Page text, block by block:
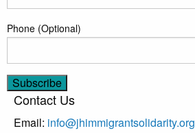
Phone (Optional)
Contact Us
Email: info@jhimmigrantsolidarity.org